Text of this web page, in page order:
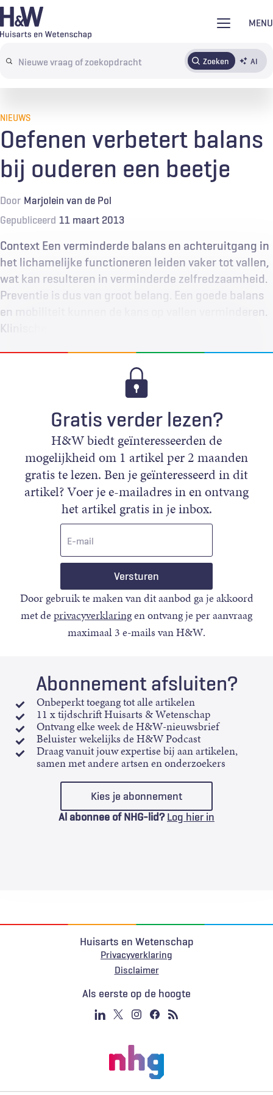
Overslaan
en
de
MENU
Search
terms
Zoeken AI
AbonnerenTijdschrift Inloggen
NIEUWS
Oefenen verbetert balans
bij ouderen een beetje
Door Marjolein van de Pol
Gepubliceerd 11 maart 2013
Context Een verminderde balans en achteruitgang in
het lichamelijke functioneren leiden vaker tot vallen,
wat kan resulteren in verminderde zelfredzaamheid.
Preventie is dus van groot belang. Een goede balans
en mobiliteit kunnen de kans op vallen verminderen.
Klinische…
Gratis verder lezen?
H&W biedt geïnteresseerden de
mogelijkheid om 1 artikel per 2 maanden
gratis te lezen. Ben je geïnteresseerd in dit
artikel? Voer je e-mailadres in en ontvang
het artikel gratis in je inbox.
Door gebruik te maken van dit aanbod ga je akkoord
met deprivacyverklaringen ontvang je per aanvraag
maximaal 3 e-mails van H&W.
Abonnement afsluiten?
Onbeperkt toegang tot alle artikelen
11 x tijdschrift Huisarts & Wetenschap
Ontvang elke week de H&W-nieuwsbrief
Beluister wekelijks de H&W Podcast
Draag vanuit jouw expertise bij aan artikelen,
samen met andere artsen en onderzoekers
Kies je abonnement
Al abonnee of NHG-lid? Log hier in
Huisarts en Wetenschap
Privacyverklaring
Voet
Disclaimer
Als eerste op de hoogte